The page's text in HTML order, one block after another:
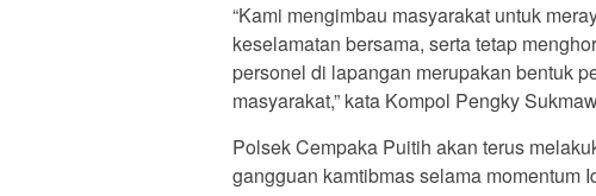
“Kami mengimbau masyarakat untuk
keselamatan bersama, serta tetap
personel di lapangan merupakan bentuk
masyarakat,” kata Kompol Pengky
Polsek Cempaka Puitih akan terus
gangguan kamtibmas selama momentum